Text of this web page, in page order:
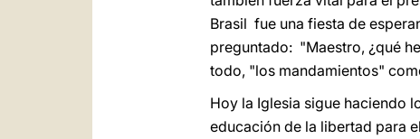
Brasil fue una fiesta de
preguntado: "Maestro, ¿qué
todo, "los mandamientos"
Hoy la Iglesia sigue haciendo
educación de la libertad para